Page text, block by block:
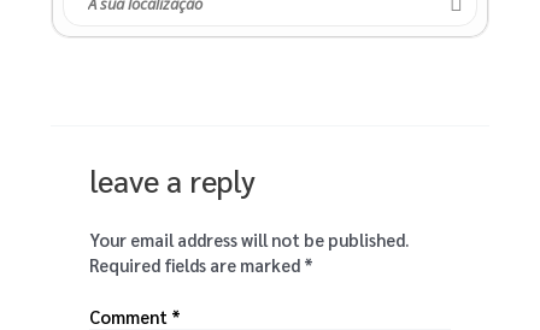
leave a reply
Your email address will not be published.
Required fields are marked *
Comment *